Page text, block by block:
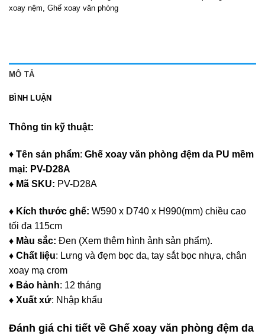
xoay nệm Ghế xoay văn phòng
MÔ TẢ
BÌNH LUẬN
Thông tin kỹ thuật:
♦ Tên sản phẩm: Ghế xoay văn phòng đệm da PU mềm
mại: PV-D28A
♦ Mã SKU: PV-D28A
♦ Kích thước ghế: W590 x D740 x H990(mm) chiều cao
tối đa 115cm
♦ Màu sắc: Đen (Xem thêm hình ảnh sản phẩm).
♦ Chất liệu: Lưng và đẹm bọc da, tay sắt bọc nhựa, chân
xoay mạ crom
♦ Bảo hành: 12 tháng
♦ Xuất xứ: Nhập khẩu
Đánh giá chi tiết về Ghế xoay văn phòng đệm da